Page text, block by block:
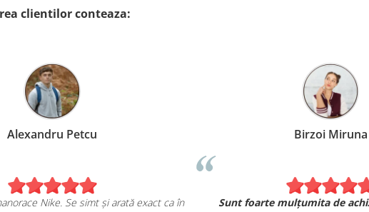
clientilor conteaza:
simt și arată exact ca în Sunt foarte mulțumita de achiziția mea de pe